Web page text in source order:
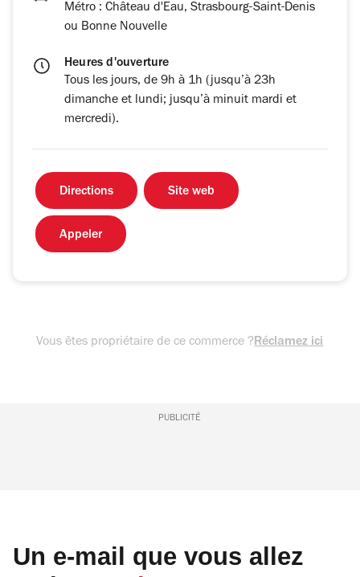
Métro : Château d'Eau, Strasbourg-Saint-Denis
ou Bonne Nouvelle
Heures d'ouverture
Tous les jours, de 9h à 1h (jusqu’à 23h
dimanche et lundi; jusqu’à minuit mardi et
mercredi).
Directions Site web
Appeler
Vous êtes propriétaire de ce commerce ?Réclamez ici
PUBLICITÉ
Un e-mail que vous allez